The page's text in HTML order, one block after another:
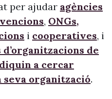
per ajudar agències
, ONGs,
i cooperatives, i
de
a cercar
seva organització.